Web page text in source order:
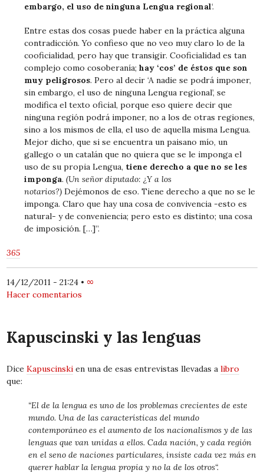
embargo, el uso de ninguna Lengua regional‘.
Entre estas dos cosas puede haber en la práctica alguna
contradicción. Yo confieso que no veo muy claro lo de la
cooficialidad, pero hay que transigir. Cooficialidad es tan
complejo como cosoberanía;hay ‘cos’ de éstos que son
muy peligrosos. Pero al decir ‘A nadie se podrá imponer,
sin embargo, el uso de ninguna Lengua regional’, se
modifica el texto oficial, porque eso quiere decir que
ninguna región podrá imponer, no a los de otras regiones,
sino a los mismos de ella, el uso de aquella misma Lengua.
Mejor dicho, que si se encuentra un paisano mío, un
gallego o un catalán que no quiera que se le imponga el
uso de su propia Lengua, tiene derecho a que no se les
imponga.(Un señor diputado: ¿Y a los
notarios?) Dejémonos de eso. Tiene derecho a que no se le
imponga. Claro que hay una cosa de convivencia -esto es
natural- y de conveniencia; pero esto es distinto; una cosa
de imposición. […]”.
365
14/12/2011 - 21:24 • ∞
Hacer comentarios
Kapuscinski y las lenguas
DiceKapuscinski en una de esas entrevistas llevadas alibro
que:
“El de la lengua es uno de los problemas crecientes de este
mundo. Una de las características del mundo
contemporáneo es el aumento de los nacionalismos y de las
lenguas que van unidas a ellos. Cada nación, y cada región
en el seno de naciones particulares, insiste cada vez más en
querer hablar la lengua propia y no la de los otros“.